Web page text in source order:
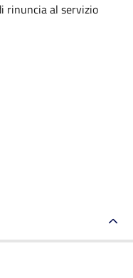
rinuncia al servizio